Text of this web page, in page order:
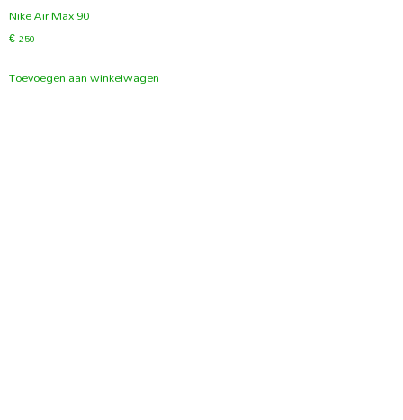
Nike Air Max 90
€250
Toevoegen aan winkelwagen